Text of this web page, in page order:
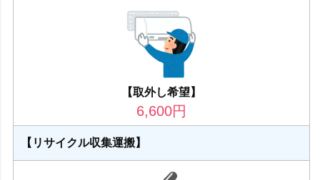
【取外し希望】
6,600円
【リサイクル収集運搬】